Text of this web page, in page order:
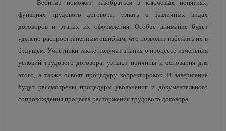
Вебинар поможет разобраться в ключевых понятиях,
функциях трудового договора, узнать о различных видах
договоров и этапах их оформления. Особое внимание будет
уделено распространенным ошибкам, что позволит избежать их в
будущем. Участники также получат знания о процессе изменения
условий трудового договора, узнают причины и основания для
этого, а также освоят процедуру корректировок. В завершение
будут рассмотрены процедуры увольнения и документального
сопровождения процесса расторжения трудового договора.